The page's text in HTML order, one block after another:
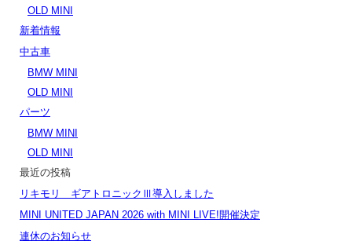
OLD MINI
新着情報
中古車
BMW MINI
OLD MINI
パーツ
BMW MINI
OLD MINI
最近の投稿
リキモリ ギアトロニックⅢ導入しました
MINI UNITED JAPAN 2026 with MINI LIVE!開催決定
連休のお知らせ